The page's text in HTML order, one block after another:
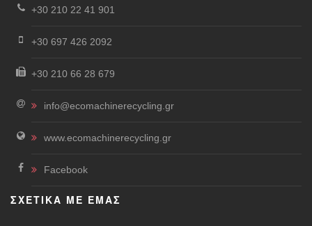
+30 210 22 41 901
+30 697 426 2092
+30 210 66 28 679
info@ecomachinerecycling.gr
www.ecomachinerecycling.gr
Facebook
ΣΧΕΤΙΚΑ ΜΕ ΕΜΑΣ